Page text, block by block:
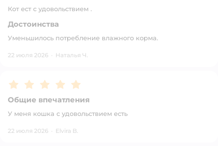
Кот ест с удовольствием .
Достоинства
Уменьшилось потребление влажного корма.
22 июля 2026 · Наталья Ч.
Рейтинг:5
Общие впечатления
У меня кошка с удовольствием есть
22 июля 2026 · Elvira B.